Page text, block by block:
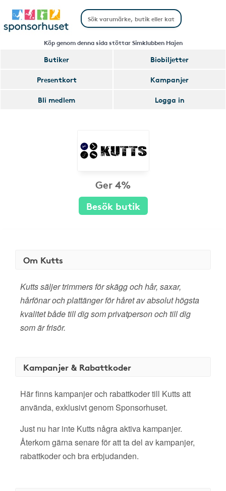
Köp genom denna sida stöttar Simklubben Hajen
Butiker
Biobiljetter
Presentkort
Kampanjer
Bli medlem
Logga in
Ger 4%
Besök butik
Om Kutts
Kutts säljer trimmers för skägg och hår, saxar,
hårfönar och plattänger för håret av absolut högsta
kvalitet både till dig som privatperson och till dig
som är frisör.
Kampanjer & Rabattkoder
Här finns kampanjer och rabattkoder till Kutts att
använda, exklusivt genom Sponsorhuset.
Just nu har inte Kutts några aktiva kampanjer.
Återkom gärna senare för att ta del av kampanjer,
rabattkoder och bra erbjudanden.